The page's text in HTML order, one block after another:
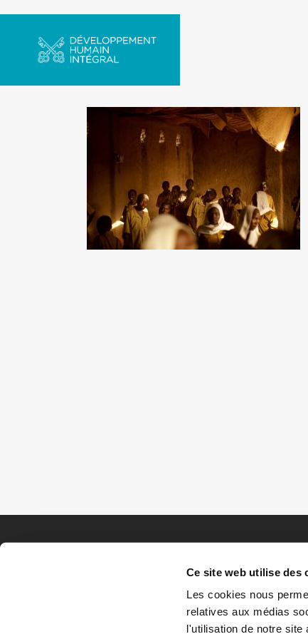
Ce site web utilise des
Les cookies nous
relatives aux médias
l'utilisation de notre site